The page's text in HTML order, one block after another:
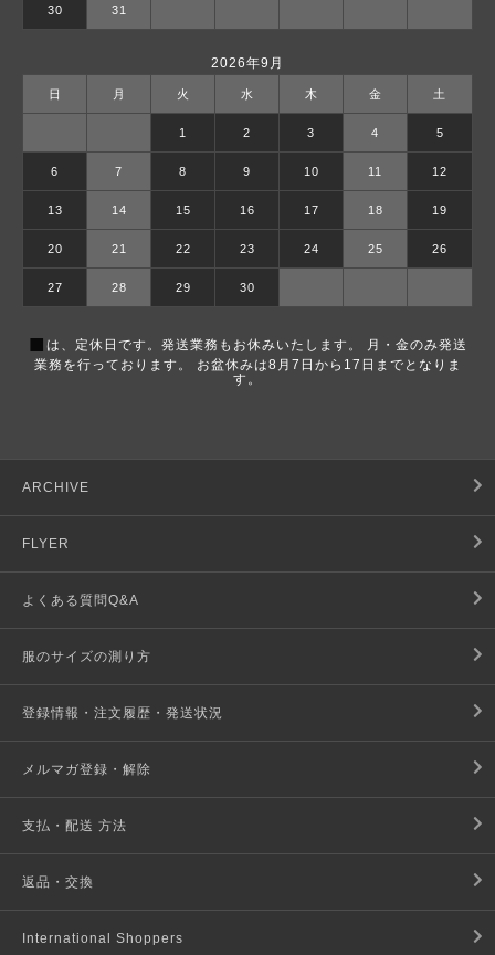
30 31
2026年9月
日 月 火 水 木 金 土
1 2 3 4 5
6 7 8 9 10 11 12
13 14 15 16 17 18 19
20 21 22 23 24 25 26
27 28 29 30
■ は、定休日です。発送業務もお休みいたします。 月・金のみ発送
業務を行っております。 お盆休みは8月7日から17日までとなりま
す。
ARCHIVE
FLYER
よくある質問Q&A
服のサイズの測り方
登録情報・注文履歴・発送状況
メルマガ登録・解除
支払・配送 方法
返品・交換
International Shoppers